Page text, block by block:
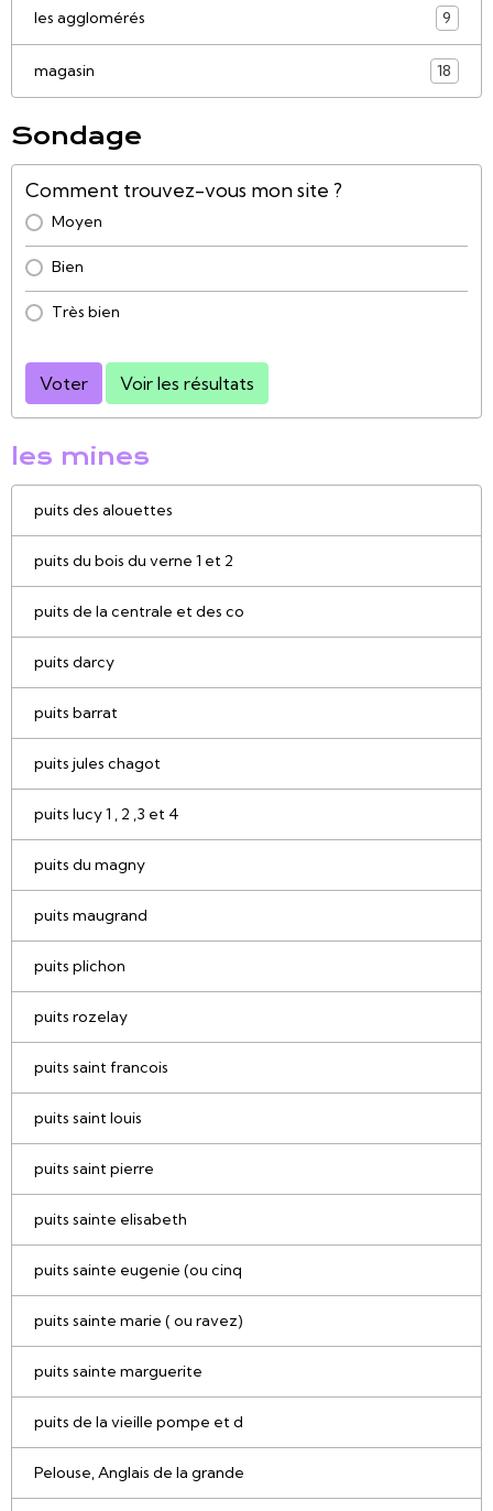
les agglomérés 9
magasin 18
Sondage
Comment trouvez-vous mon site ?
Moyen
Bien
Très bien
Voter Voir les résultats
les mines
puits des alouettes
puits du bois du verne 1 et 2
puits de la centrale et des co
puits darcy
puits barrat
puits jules chagot
puits lucy 1 , 2 ,3 et 4
puits du magny
puits maugrand
puits plichon
puits rozelay
puits saint francois
puits saint louis
puits saint pierre
puits sainte elisabeth
puits sainte eugenie (ou cinq
puits sainte marie ( ou ravez)
puits sainte marguerite
puits de la vieille pompe et d
Pelouse, Anglais de la grande